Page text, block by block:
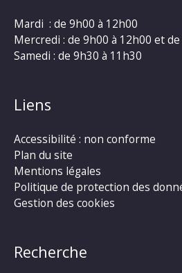
Mardi : de 9h00 à 12h00
Mercredi : de 9h00 à 12h00 et
Samedi : de 9h30 à 11h30
Liens
Accessibilité : non conforme
Plan du site
Mentions légales
Politique de protection des
Gestion des cookies
Recherche